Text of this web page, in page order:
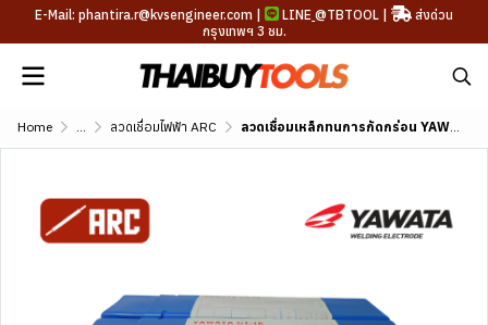
E-Mail: phantira.r@kvsengineer.com | LINE @TBTOOL |
ส่งด่วน
กรุงเทพฯ 3 ชม.
Home ... ลวดเชื่อมไฟฟ้า ARC ลวดเชื่อมเหล็กทนการกัดกร่อน YAWATA CT-60Cr (AWS A5.5 E8016-G)